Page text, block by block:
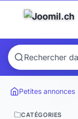
Petites annonces
CATÉGORIES